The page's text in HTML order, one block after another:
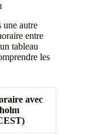
une autre
entre
tableau
les
avec